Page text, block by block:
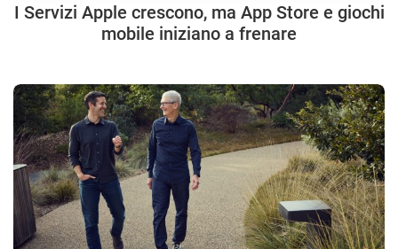
I Servizi Apple crescono, ma App Store e giochi
mobile iniziano a frenare